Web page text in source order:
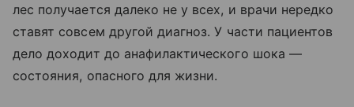
лес получается далеко не у всех, и врачи нередко
ставят совсем другой диагноз. У части пациентов
дело доходит до анафилактического шока —
состояния, опасного для жизни.